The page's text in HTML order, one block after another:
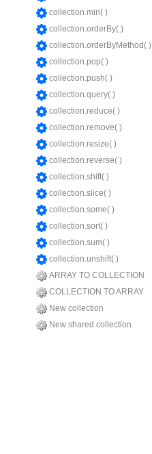
collection.min( )
collection.orderBy( )
collection.orderByMethod( )
collection.pop( )
collection.push( )
collection.query( )
collection.reduce( )
collection.remove( )
collection.resize( )
collection.reverse( )
collection.shift( )
collection.slice( )
collection.some( )
collection.sort( )
collection.sum( )
collection.unshift( )
ARRAY TO COLLECTION
COLLECTION TO ARRAY
New collection
New shared collection